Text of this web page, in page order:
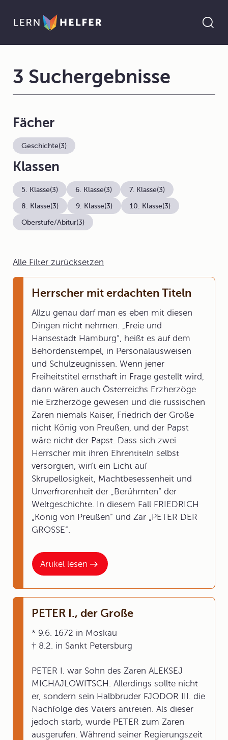
Alle Filter zurücksetzen
Artikel lesen
Herrscher mit erdachten Titeln
Allzu genau darf man es eben mit diesen
Dingen nicht nehmen. „Freie und
Hansestadt Hamburg“, heißt es auf dem
Behördenstempel, in Personalausweisen
und Schulzeugnissen. Wenn jener
Freiheitstitel ernsthaft in Frage gestellt wird,
dann wären auch Österreichs Erzherzöge
nie Erzherzöge gewesen und die russischen
Zaren niemals Kaiser, Friedrich der Große
nicht König von Preußen, und der Papst
wäre nicht der Papst. Dass sich zwei
Herrscher mit ihren Ehrentiteln selbst
versorgten, wirft ein Licht auf
Skrupellosigkeit, Machtbesessenheit und
Unverfrorenheit der „Berühmten“ der
Weltgeschichte. In diesem Fall FRIEDRICH
„König von Preußen“ und Zar „PETER DER
GROSSE“.
PETER I., der Große
* 9.6. 1672 in Moskau
† 8.2. in Sankt Petersburg
PETER I. war Sohn des Zaren ALEKSEJ
MICHAJLOWITSCH. Allerdings sollte nicht
er, sondern sein Halbbruder FJODOR III. die
Nachfolge des Vaters antreten. Als dieser
jedoch starb, wurde PETER zum Zaren
ausgerufen. Während seiner Regierungszeit
3 Suchergebnisse
Fächer
Geschichte(3)
Klassen
5. Klasse(3) 6. Klasse(3) 7. Klasse(3)
8. Klasse(3) 9. Klasse(3) 10. Klasse(3)
Oberstufe/Abitur(3)